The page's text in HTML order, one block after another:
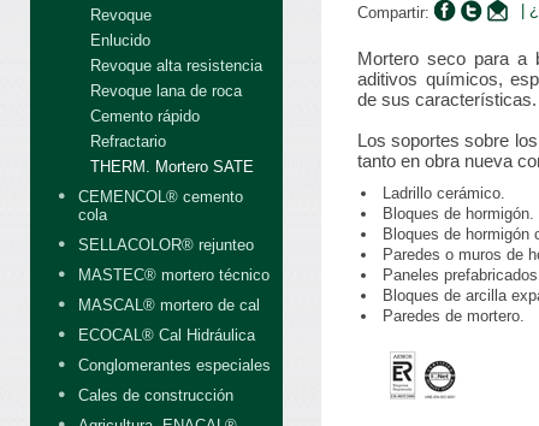
Revoque
Enlucido
Revoque alta resistencia
Revoque lana de roca
Cemento rápido
Refractario
THERM. Mortero SATE
CEMENCOL® cemento
cola
SELLACOLOR® rejunteo
MASTEC® mortero técnico
MASCAL® mortero de cal
ECOCAL® Cal Hidráulica
Conglomerantes especiales
Cales de construcción
Compartir: |
Mortero seco para a
aditivos químicos,
de sus características.
Los soportes sobre
tanto en obra nueva
Ladrillo cerámico.
Bloques de hormigón.
Bloques de hormigón
Paredes o muros de
Paneles
Bloques de arcilla
Paredes de mortero.